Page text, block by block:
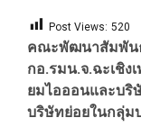
Post Views: 520
คณะพัฒนาสัมพัน
กอ.รมน.จ.ฉะเชิง
ยมไอออนและบริ
บริษัทย่อยในกลุ่ม